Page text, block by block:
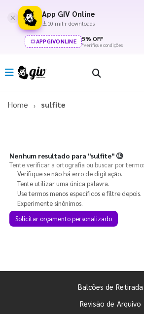
App GIV Online
10 mil+ downloads
APPGIVONLINE 5% OFF
*verifique condições
Home sulfite
Nenhum resultado para "sulfite"🧐
Tente verificar a ortografia ou buscar por
Verifique se não há erro de digitação.
Tente utilizar uma única palavra.
Use termos menos específicos e filtre depois.
Experimente sinônimos.
Solicitar orçamento personalizado
Balcões de Retirada
Revisão de Arquivo